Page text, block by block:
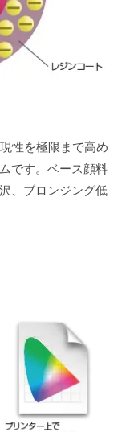
性を極限まで高め
です。ベース顔料
、ブロンジング低